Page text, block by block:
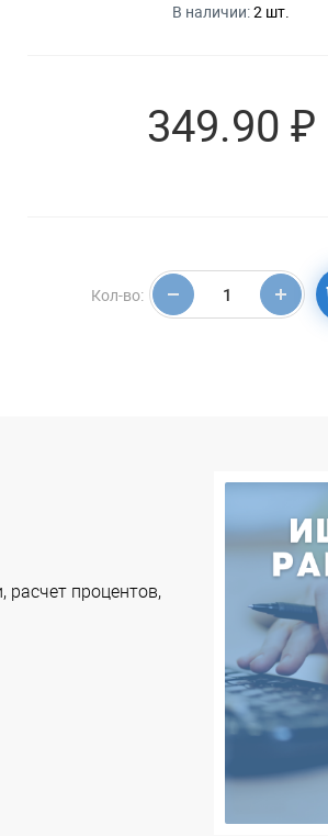
В наличии:2 шт.
349.90 ₽
Кол-во:
процентов,